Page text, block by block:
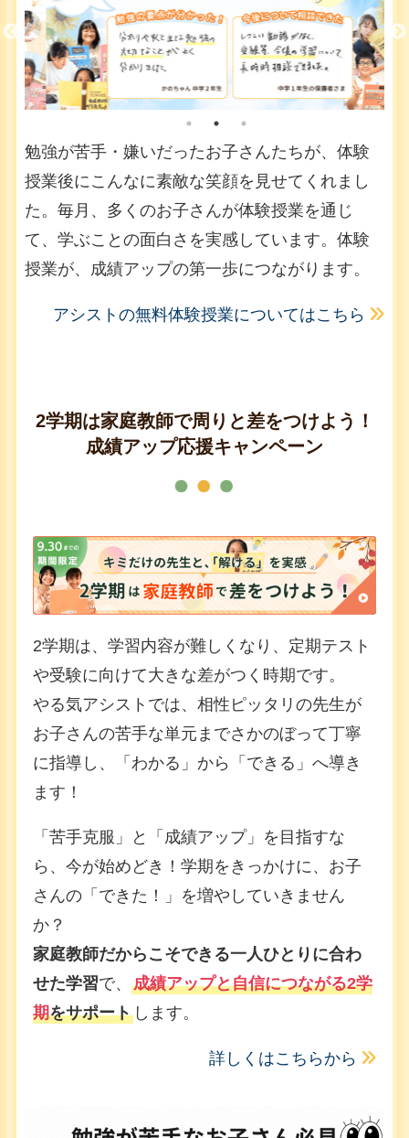
勉強が苦手・嫌いだったお子さんたちが、体験
授業後にこんなに素敵な笑顔を見せてくれまし
た。毎月、多くのお子さんが体験授業を通じ
て、学ぶことの面白さを実感しています。体験
授業が、成績アップの第一歩につながります。
アシストの無料体験授業についてはこちら
2学期は家庭教師で周りと差をつけよう！
成績アップ応援キャンペーン
2学期は、学習内容が難しくなり、定期テスト
や受験に向けて大きな差がつく時期です。
やる気アシストでは、相性ピッタリの先生が
お子さんの苦手な単元までさかのぼって丁寧
に指導し、「わかる」から「できる」へ導き
ます！
「苦手克服」と「成績アップ」を目指すな
ら、今が始めどき！学期をきっかけに、お子
さんの「できた！」を増やしていきません
か？
家庭教師だからこそできる一人ひとりに合わ
せた学習で、 成績アップと自信につながる2学
期をサポートします。
詳しくはこちらから